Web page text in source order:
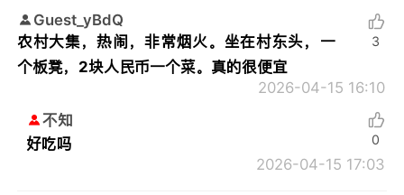
Guest_yBdQ
农村大集，热闹，非常烟火。坐在村东头，一
个板凳，2块人民币一个菜。真的很便宜
2026-04-15 16:10
3
不知
好吃吗
2026-04-15 17:03
0